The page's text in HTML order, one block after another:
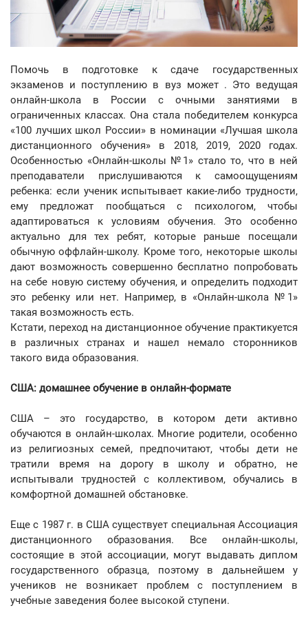
Помочь в подготовке к сдаче государственных
экзаменов и поступлению в вуз может . Это ведущая
онлайн-школа в России с очными занятиями в
ограниченных классах. Она стала победителем конкурса
«100 лучших школ России» в номинации «Лучшая школа
дистанционного обучения» в 2018, 2019, 2020 годах.
Особенностью «Онлайн-школы №1» стало то, что в ней
преподаватели прислушиваются к самоощущениям
ребенка: если ученик испытывает какие-либо трудности,
ему предложат пообщаться с психологом, чтобы
адаптироваться к условиям обучения. Это особенно
актуально для тех ребят, которые раньше посещали
обычную оффлайн-школу. Кроме того, некоторые школы
дают возможность совершенно бесплатно попробовать
на себе новую систему обучения, и определить подходит
это ребенку или нет. Например, в «Онлайн-школа №1»
такая возможность есть.
Кстати, переход на дистанционное обучение практикуется
в различных странах и нашел немало сторонников
такого вида образования.
США: домашнее обучение в онлайн-формате
США – это государство, в котором дети активно
обучаются в онлайн-школах. Многие родители, особенно
из религиозных семей, предпочитают, чтобы дети не
тратили время на дорогу в школу и обратно, не
испытывали трудностей с коллективом, обучались в
комфортной домашней обстановке.
Еще с 1987 г. в США существует специальная Ассоциация
дистанционного образования. Все онлайн-школы,
состоящие в этой ассоциации, могут выдавать диплом
государственного образца, поэтому в дальнейшем у
учеников не возникает проблем с поступлением в
учебные заведения более высокой ступени.